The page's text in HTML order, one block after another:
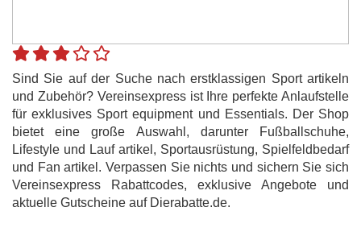
Sind Sie auf der Suche nach erstklassigen Sport artikeln
und Zubehör? Vereinsexpress ist Ihre perfekte Anlaufstelle
für exklusives Sport equipment und Essentials. Der Shop
bietet eine große Auswahl, darunter Fußballschuhe,
Lifestyle und Lauf artikel, Sportausrüstung, Spielfeldbedarf
und Fan artikel. Verpassen Sie nichts und sichern Sie sich
Vereinsexpress Rabattcodes, exklusive Angebote und
aktuelle Gutscheine auf Dierabatte.de.